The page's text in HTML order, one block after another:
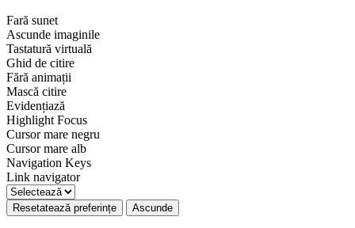
Fară sunet
Ascunde imaginile
Tastatură virtuală
Ghid de citire
Fără animații
Mască citire
Evidențiază
Highlight Focus
Cursor mare negru
Cursor mare alb
Navigation Keys
Link navigator
Resetatează preferințe Ascunde